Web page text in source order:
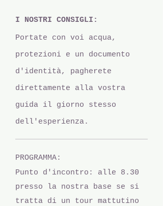
I NOSTRI CONSIGLI:
Portate con voi acqua,
protezioni e un documento
d'identità, pagherete
direttamente alla vostra
guida il giorno stesso
dell'esperienza.
PROGRAMMA:​
Punto d'incontro: alle 8.30
presso la nostra base se si
tratta di un tour mattutino